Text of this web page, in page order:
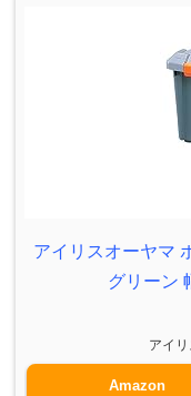
アイリスオーヤマ
グリーン
アイ
Amazon